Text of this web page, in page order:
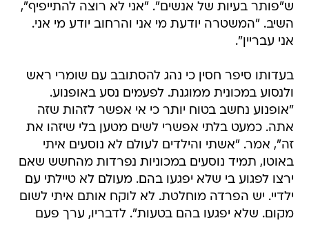
ש"פותר בעיות של אנשים". "אני לא רוצה להתייפיף",
השיב. "המשטרה יודעת מי אני והרחוב יודע מי אני.
אני עבריין".
בעדותו סיפר חסין כי נהג להסתובב עם שומרי ראש
ולנסוע במכונית ממוגנת. לפעמים נסע באופנוע.
"אופנוע נחשב בטוח יותר כי אי אפשר לזהות שזה
אתה. כמעט בלתי אפשרי לשים מטען בלי שיזהו את
זה", אמר. "אשתי והילדים לעולם לא נוסעים איתי
באוטו, תמיד נוסעים במכוניות נפרדות מהחשש שאם
ירצו לפגוע בי שלא יפגעו בהם. מעולם לא טיילתי עם
ילדיי. יש הפרדה מוחלטת. לא לוקח אותם איתי לשום
מקום. שלא יפגעו בהם בטעות". לדבריו, ערך פעם